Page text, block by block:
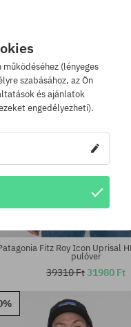
Fitz Roy Icon Uprisal
pulóver
39310 Ft31980 Ft
(lényeges
szabásához, az Ön
és ajánlatok
engedélyezheti).